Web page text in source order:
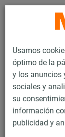
Usamos
óptimo de la
y los anuncios
sociales y
su
información
publicidad y
Productos
Accesorios de